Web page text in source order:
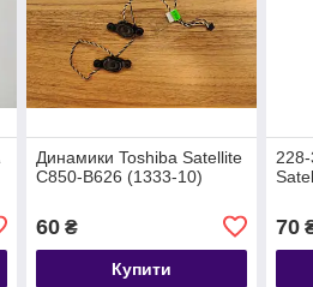
Динамики Toshiba Satellite
C850-B626 (1333-10)
60₴
Купити
70